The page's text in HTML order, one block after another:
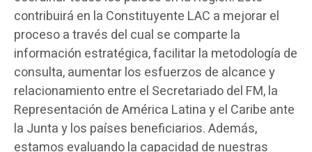
contribuirá en la Constituyente LAC a mejorar el
proceso a través del cual se comparte la
información estratégica, facilitar la metodología de
consulta, aumentar los esfuerzos de alcance y
relacionamiento entre el Secretariado del FM, la
Representación de América Latina y el Caribe ante
la Junta y los países beneficiarios. Además,
estamos evaluando la capacidad de nuestras